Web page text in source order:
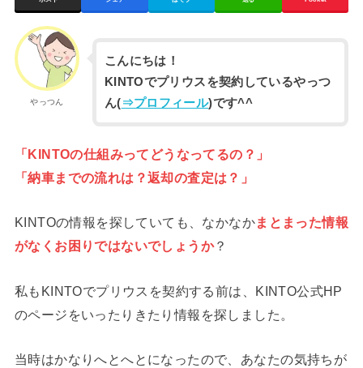
やっつん
こんにちは！
KINTOでプリウスを契約しているやっつ
ん(⇒プロフィール)です^^
「KINTOの仕組みってどうなってるの？」
「納車までの流れは？返却の査定は？」
KINTOの情報を探していても、なかなかまとまった情報
がなくお困りではないでしょうか？
私もKINTOでプリウスを契約する前は、KINTO公式HP
のページをいったりきたり情報を探しました。
当時はかなりへとへとになったので、あなたの気持ちが